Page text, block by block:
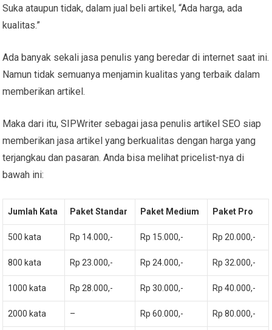
Suka ataupun tidak, dalam jual beli artikel, “Ada harga, ada
kualitas.”
Ada banyak sekali jasa penulis yang beredar di internet saat ini.
Namun tidak semuanya menjamin kualitas yang terbaik dalam
memberikan artikel.
Maka dari itu, SIPWriter sebagai jasa penulis artikel SEO siap
memberikan jasa artikel yang berkualitas dengan harga yang
terjangkau dan pasaran. Anda bisa melihat pricelist-nya di
bawah ini:
Jumlah Kata Paket Standar Paket Medium Paket Pro
500 kata Rp 14.000,- Rp 15.000,- Rp 20.000,-
800 kata Rp 23.000,- Rp 24.000,- Rp 32.000,-
1000 kata Rp 28.000,- Rp 30.000,- Rp 40.000,-
2000 kata – Rp 60.000,- Rp 80.000,-